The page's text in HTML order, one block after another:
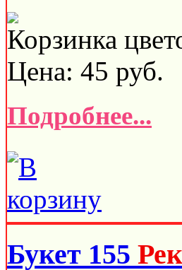
Корзинка
Цена: 45 руб.
Подробнее...
Букет 155